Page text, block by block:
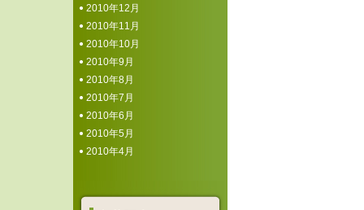
2010年12月
2010年11月
2010年10月
2010年9月
2010年8月
2010年7月
2010年6月
2010年5月
2010年4月